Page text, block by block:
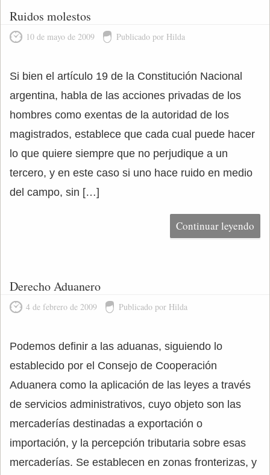
Ruidos molestos
10 de mayo de 2009 Publicado por Hilda
Si bien el artículo 19 de la Constitución Nacional
argentina, habla de las acciones privadas de los
hombres como exentas de la autoridad de los
magistrados, establece que cada cual puede hacer
lo que quiere siempre que no perjudique a un
tercero, y en este caso si uno hace ruido en medio
del campo, sin […]
Continuar leyendo
Derecho Aduanero
4 de febrero de 2009 Publicado por Hilda
Podemos definir a las aduanas, siguiendo lo
establecido por el Consejo de Cooperación
Aduanera como la aplicación de las leyes a través
de servicios administrativos, cuyo objeto son las
mercaderías destinadas a exportación o
importación, y la percepción tributaria sobre esas
mercaderías. Se establecen en zonas fronterizas, y